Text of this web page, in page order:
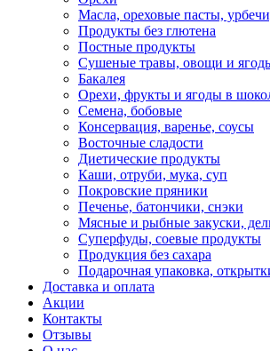
Масла, ореховые пасты,
Продукты без глютена
Постные продукты
Сушеные травы, овощи и
Бакалея
Орехи, фрукты и ягоды в
Семена, бобовые
Консервация, варенье, соусы
Восточные сладости
Диетические продукты
Каши, отруби, мука, суп
Покровские пряники
Печенье, батончики, снэки
Мясные и рыбные закуски,
Суперфуды, соевые продукты
Продукция без сахара
Подарочная упаковка,
Доставка и оплата
Акции
Контакты
Отзывы